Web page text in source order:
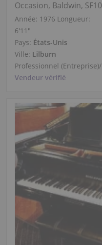
Occasion, Baldwin, SF10
Année: 1976 Longueur:
6′11″
Pays: États-Unis
Ville: Lilburn
Professionnel (Entreprise)/
Vendeur vérifié